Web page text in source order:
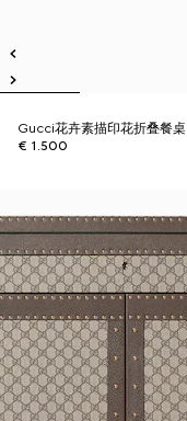
Gucci花卉素描印花折叠餐桌
€ 1.500